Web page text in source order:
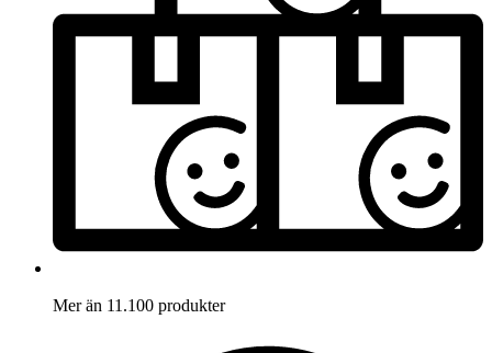
Mer än 11.100 produkter